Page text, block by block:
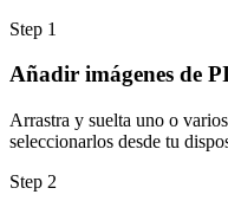
Step 1
Añadir imágenes de
Arrastra y suelta uno o
seleccionarlos desde tu
Step 2